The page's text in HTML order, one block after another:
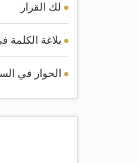
لك القرار
بلاغة الكلمة
الحوار في